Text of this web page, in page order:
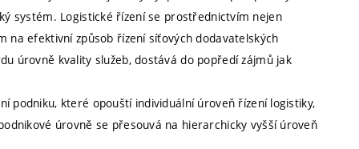
systém. Logistické řízení se prostřednictvím nejen
na efektivní způsob řízení síťových dodavatelských
úrovně kvality služeb, dostává do popředí zájmů jak
podniku, které opouští individuální úroveň řízení logistiky,
úrovně se přesouvá na hierarchicky vyšší úroveň